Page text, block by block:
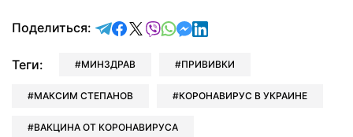
Поделиться: отправить в Telegram
поделиться в Facebook
поделиться в X
отправить в Viber
отправить в Whatsapp
отправить в Messenger
отправить в LinkedIn
Теги: МИНЗДРАВ ПРИВИВКИ
МАКСИМ СТЕПАНОВ КОРОНАВИРУС В УКРАИНЕ
ВАКЦИНА ОТ КОРОНАВИРУСА